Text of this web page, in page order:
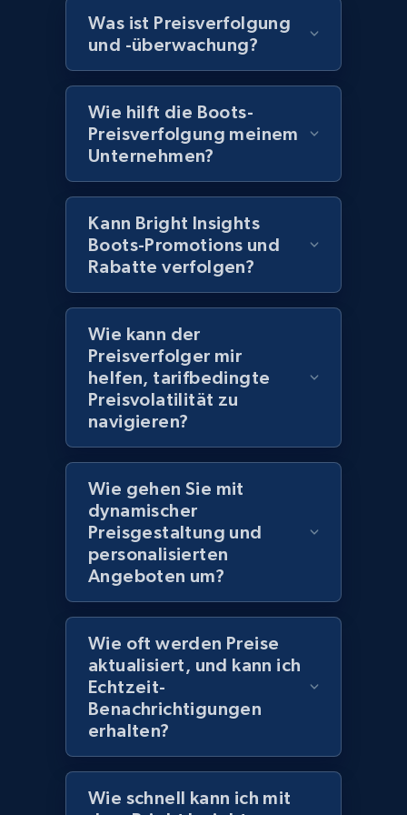
Amazon products global dataset - Collects
products by best sellers category URL
Title, Seller name, Brand, Description, Initial
price, Currency, Availability, Reviews count, and
2.1K+ 375+
Amazon products global dataset - Collect
Amazon products by seller URL
Title, Seller name, Brand, Description, Initial
price, Currency, Availability, Reviews count, and
2.1K+ 375+ Jetzt anfangen
Amazon products global dataset - Collect
products from Brands URLs
Title, Seller name, Brand, Description, Initial
price, Currency, Availability, Reviews count, and
Home Depot US
URL, Domain, Country code, Model number,
Sku, Product id, Product name, Manufacturer,
and more.
Was ist Preisverfolgung
und -überwachung?
Wie hilft die Boots-
Preisverfolgung meinem
Unternehmen?
Kann Bright Insights
Boots-Promotions und
Rabatte verfolgen?
Wie kann der
Preisverfolger mir
helfen, tarifbedingte
Preisvolatilität zu
navigieren?
Wie gehen Sie mit
dynamischer
Preisgestaltung und
personalisierten
Angeboten um?
Wie oft werden Preise
aktualisiert, und kann ich
Echtzeit-
Benachrichtigungen
erhalten?
Wie schnell kann ich mit